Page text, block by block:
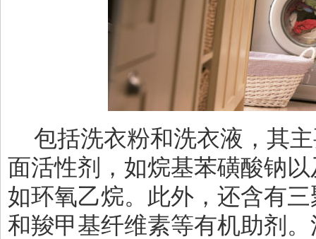
包括洗衣粉和洗衣液，其
面活性剂，如烷基苯磺酸钠
如环氧乙烷。此外，还含有
和羧甲基纤维素等有机助剂